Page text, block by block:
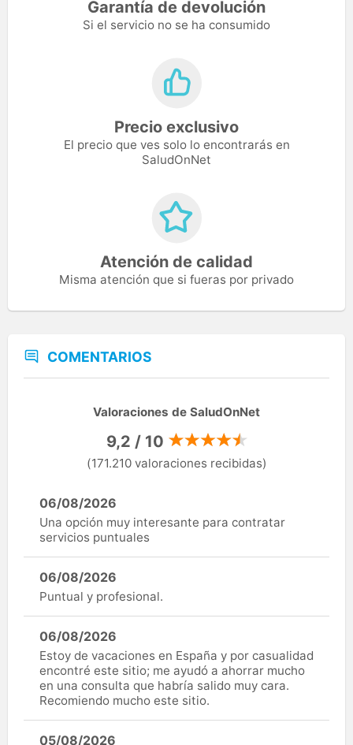
Garantía de devolución
Si el servicio no se ha consumido
Precio exclusivo
El precio que ves solo lo encontrarás en
SaludOnNet
Atención de calidad
Misma atención que si fueras por privado
COMENTARIOS
Valoraciones de SaludOnNet
9,2 / 10
(171.210 valoraciones recibidas)
06/08/2026
Una opción muy interesante para contratar
servicios puntuales
06/08/2026
Puntual y profesional.
06/08/2026
Estoy de vacaciones en España y por casualidad
encontré este sitio; me ayudó a ahorrar mucho
en una consulta que habría salido muy cara.
Recomiendo mucho este sitio.
05/08/2026